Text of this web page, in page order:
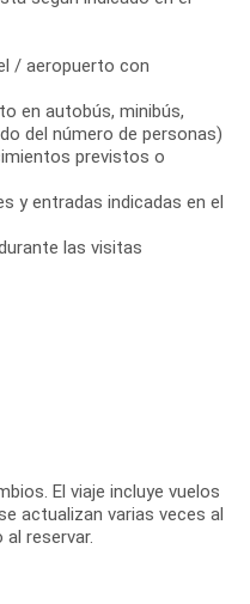
/ aeropuerto con
en autobús, minibús,
del número de personas)
previstos o
y entradas indicadas en el
las visitas
El viaje incluye vuelos
actualizan varias veces al
reservar.